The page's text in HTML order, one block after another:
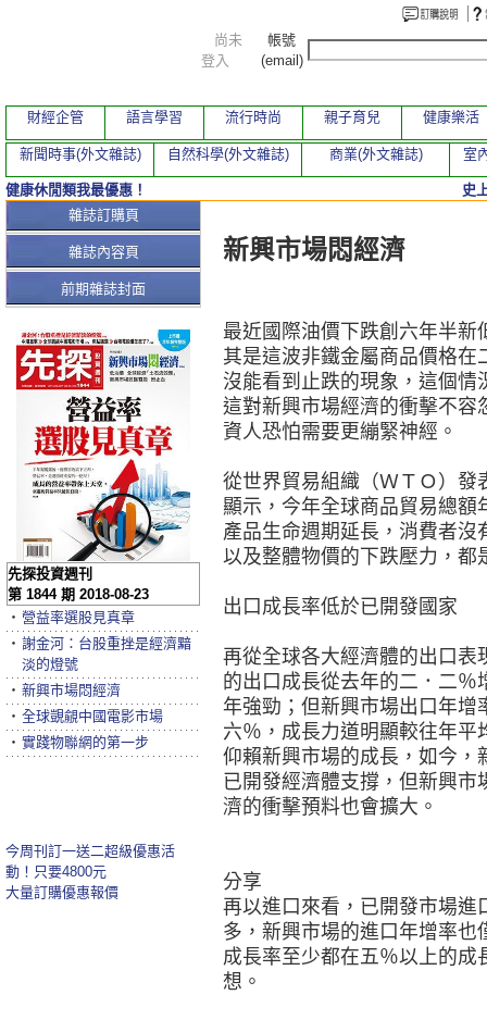
本期文章
新興市場悶經濟
最近國際油價下跌創六年半新
其是這波非鐵金屬商品價格
沒能看到止跌的現象，這個
這對新興市場經濟的衝擊不容
資人恐怕需要更繃緊神經。
從世界貿易組織（ＷＴＯ）
顯示，今年全球商品貿易總
產品生命週期延長，消費者
以及整體物價的下跌壓力，都
出口成長率低於已開發國家
再從全球各大經濟體的出口表
的出口成長從去年的二．二
年強勁；但新興市場出口年增
六％，成長力道明顯較往年
仰賴新興市場的成長，如今，
已開發經濟體支撐，但新興
濟的衝擊預料也會擴大。
分享
再以進口來看，已開發市場進
多，新興市場的進口年增率
成長率至少都在五％以上的
想。
雜誌訂購頁
雜誌內容頁
前期雜誌封面
先探投資週刊
第 1844 期 2018-08-23
‧ 營益率選股見真章
‧ 謝金河：台股重挫是經濟黯
淡的燈號
‧ 新興市場悶經濟
‧ 全球覬覦中國電影市場
‧ 實踐物聯網的第一步
今周刊訂一送二超級優惠活
動！只要4800元
大量訂購優惠報價
尚未
登入
帳號
(email)
財經企管 語言學習 流行時尚 親子育兒 健康樂活
新聞時事(外文雜誌) 自然科學(外文雜誌) 商業(外文雜誌) 室
健康休閒類我最優惠！ 史